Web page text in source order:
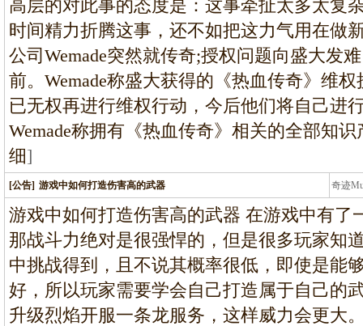
高层的对此事的态度是：这事牵扯太多太复
时间精力折腾这事，还不如把这力气用在做
公司Wemade突然就传奇;授权问题向盛大发
前。Wemade称盛大获得的《热血传奇》维
已无权再进行维权行动，今后他们将自己进
Wemade称拥有《热血传奇》相关的全部知
细]
[公告] 游戏中如何打造伤害高的武器 奇迹
条
游戏中如何打造伤害高的武器 在游戏中有了
那战斗力绝对是很强悍的，但是很多玩家知
中挑战得到，且不说其概率很低，即使是能
好，所以玩家需要学会自己打造属于自己的
升级烈焰开服一条龙服务，这样威力会更大